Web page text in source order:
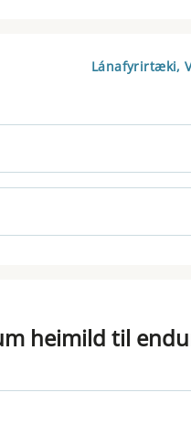
Lánafyrirtæki,
heimild til